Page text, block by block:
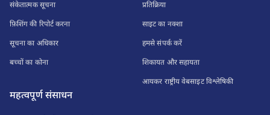
संकेतात्मक सूचना
फ़िशिंग की रिपोर्ट करना
सूचना का अधिकार
बच्चों का कोना
प्रतिक्रिया
साइट का नक्शा
हमसे संपर्क करें
शिकायत और सहायता
आयकर राष्ट्रीय वेबसाइट विश्लेषिकी
महत्वपूर्ण संसाधन